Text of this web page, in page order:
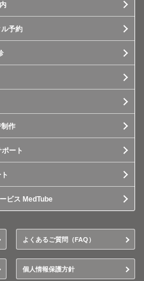
予約
作
ート
ビス MedTube
よくあるご質問（FAQ）
個人情報保護方針